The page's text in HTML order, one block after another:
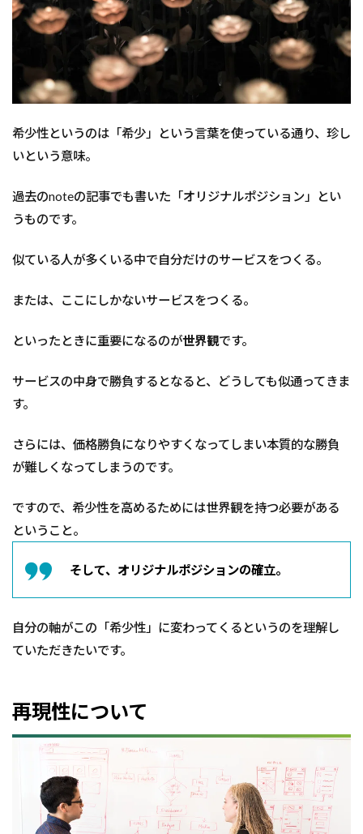
希少性というのは「希少」という言葉を使っている通り、珍し
いという意味。
過去のnoteの記事でも書いた「オリジナルポジション」とい
うものです。
似ている人が多くいる中で自分だけのサービスをつくる。
または、ここにしかないサービスをつくる。
といったときに重要になるのが世界観です。
サービスの中身で勝負するとなると、どうしても似通ってきま
す。
さらには、価格勝負になりやすくなってしまい本質的な勝負
が難しくなってしまうのです。
ですので、希少性を高めるためには世界観を持つ必要がある
ということ。
そして、オリジナルポジションの確立。
自分の軸がこの「希少性」に変わってくるというのを理解し
ていただきたいです。
再現性について